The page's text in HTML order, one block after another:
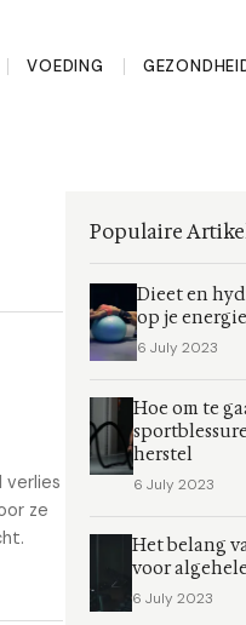
VOEDING
verlies
ze
Populaire
Dieet en
op je
6 July 2023
Hoe om te
herstel
6 July 2023
Het belang
voor
6 July 2023